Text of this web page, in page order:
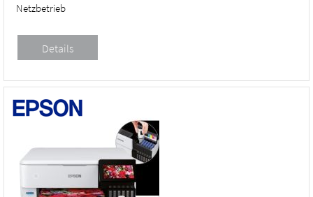
Netzbetrieb